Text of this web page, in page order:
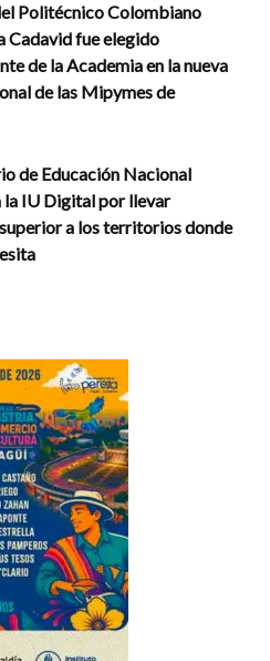
Politécnico Colombiano
Cadavid fue elegido
de la Academia en la nueva
de las Mipymes de
de Educación Nacional
la IU Digital por llevar
a los territorios donde